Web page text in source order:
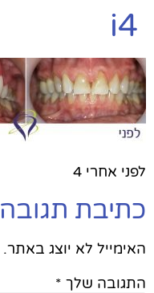
i4
לפני אחרי 4
כתיבת תגובה
האימייל לא יוצג באתר.
התגובה שלך *